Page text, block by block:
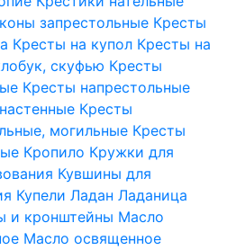
запрестольные Кресты
Кресты на купол Кресты на
скуфью Кресты
Кресты напрестольные
Кресты
могильные Кресты
Кропило Кружки для
Кувшины для
Купели Ладан Ладаница
и кронштейны Масло
Масло освященное